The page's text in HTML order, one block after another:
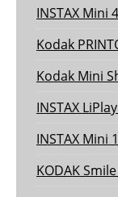
INSTAX Mini
Kodak
Kodak Mini
INSTAX
INSTAX Mini
KODAK